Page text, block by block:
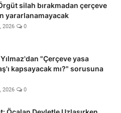
silah bırakmadan çerçeve
yararlanamayacak
2026 0
"Çerçeve yasa
kapsayacak mı?" sorusuna
2026 0